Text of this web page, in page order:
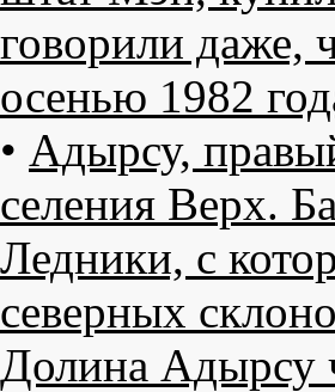
говорили даже,
осенью 1982
• Адырсу,
селения Верх.
Ледники, с
северных
Долина Адырсу